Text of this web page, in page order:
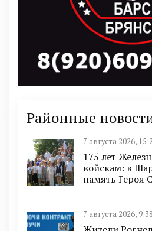
Районные
7 августа 2026,
175 лет
войскам: в
память Героя
7 августа 2026, 9:38